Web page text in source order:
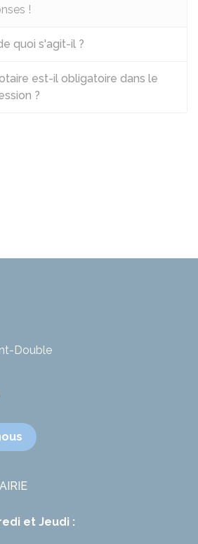
!
quoi s'agit-il ?
est-il obligatoire dans le
?
Double
et Jeudi :